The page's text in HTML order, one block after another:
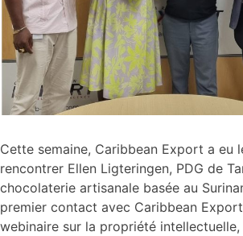
Cette semaine, Caribbean Export a eu
rencontrer Ellen Ligteringen, PDG de
chocolaterie artisanale basée au
premier contact avec Caribbean Export
webinaire sur la propriété intellectuelle,